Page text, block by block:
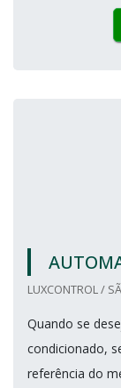
LUXCONTROL /
Quando se
condicionado,
referência do